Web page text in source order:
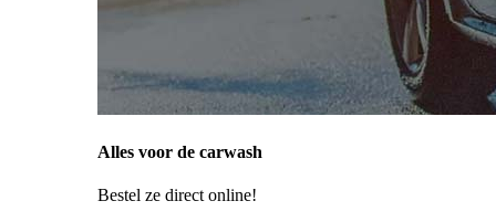
Alles voor de carwash
Bestel ze direct online!